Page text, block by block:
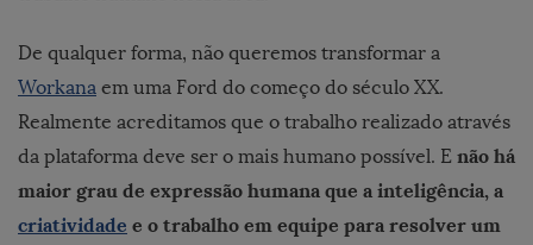
De qualquer forma, não queremos transformar a
Workana em uma Ford do começo do século XX.
Realmente acreditamos que o trabalho realizado através
da plataforma deve ser o mais humano possível. E não há
maior grau de expressão humana que a inteligência, a
criatividade e o trabalho em equipe para resolver um